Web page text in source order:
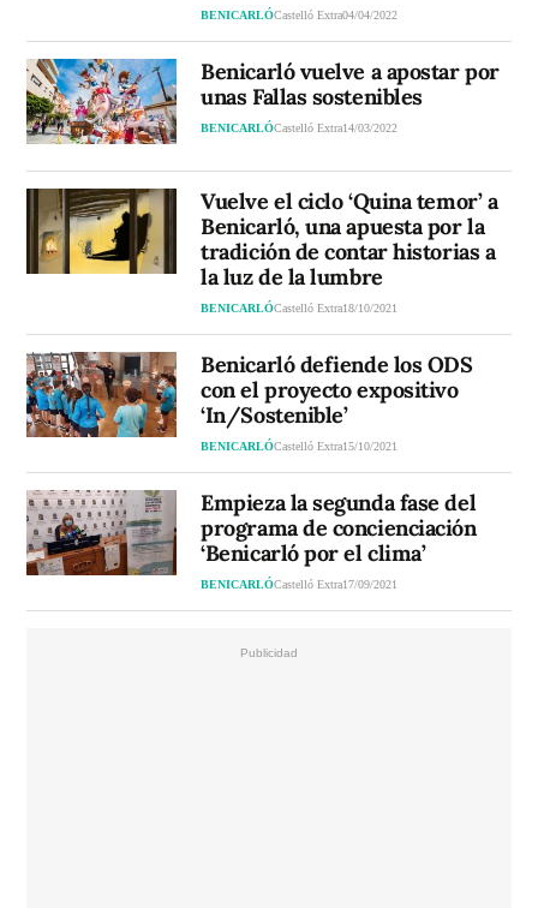
BENICARLÓCastelló Extra04/04/2022
Benicarló vuelve a apostar por
unas Fallas sostenibles
BENICARLÓCastelló Extra14/03/2022
Vuelve el ciclo ‘Quina temor’ a
Benicarló, una apuesta por la
tradición de contar historias a
la luz de la lumbre
BENICARLÓCastelló Extra18/10/2021
Benicarló defiende los ODS
con el proyecto expositivo
‘In/Sostenible’
BENICARLÓCastelló Extra15/10/2021
Empieza la segunda fase del
programa de concienciación
‘Benicarló por el clima’
BENICARLÓCastelló Extra17/09/2021